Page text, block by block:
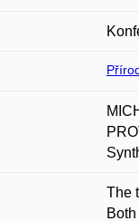
The